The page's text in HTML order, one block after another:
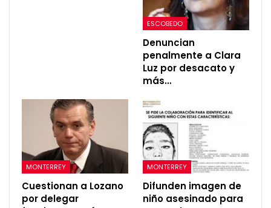
ESCOBEDO
Denuncian
penalmente a Clara
Luz por desacato y
más…
MONTERREY
Cuestionan a Lozano
por delegar
MONTERREY
Difunden imagen de
niño asesinado para